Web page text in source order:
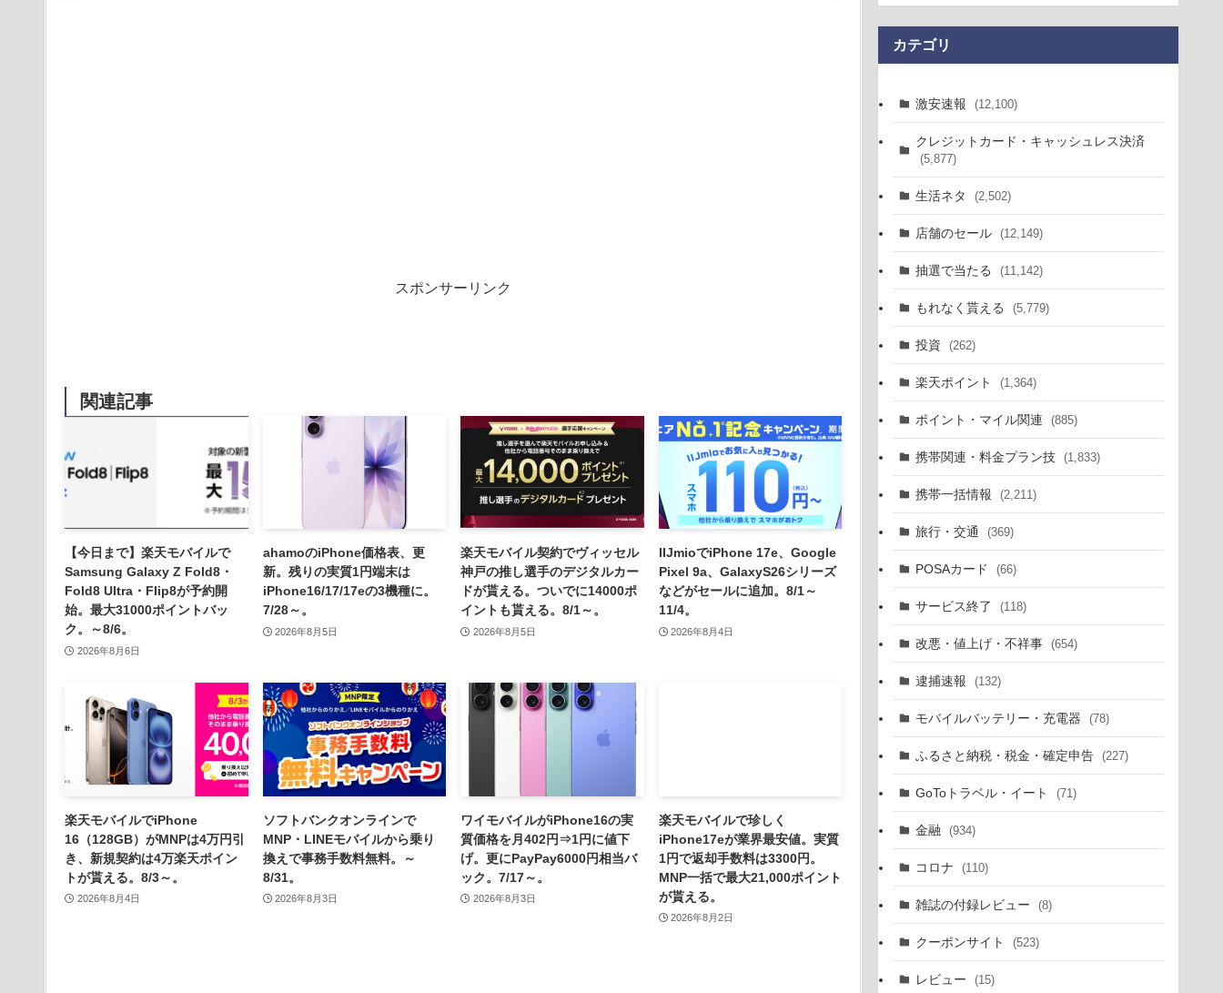
スポンサーリンク
関連記事
【今日まで】楽天モバイルで
Samsung Galaxy Z Fold8・
Fold8 Ultra・Flip8が予約開
始。最大31000ポイントバッ
ク。～8/6。
2026年8月6日
ahamoのiPhone価格表、更
新。残りの実質1円端末は
iPhone16/17/17eの3機種に。
7/28～。
2026年8月5日
楽天モバイル契約でヴィッセル
神戸の推し選手のデジタルカー
ドが貰える。ついでに14000ポ
イントも貰える。8/1～。
2026年8月5日
IIJmioでiPhone 17e、Google
Pixel 9a、GalaxyS26シリーズ
などがセールに追加。8/1～
11/4。
2026年8月4日
楽天モバイルでiPhone
16（128GB）がMNPは4万円引
き、新規契約は4万楽天ポイン
トが貰える。8/3～。
2026年8月4日
ソフトバンクオンラインで
MNP・LINEモバイルから乗り
換えで事務手数料無料。～
8/31。
2026年8月3日
ワイモバイルがiPhone16の実
質価格を月402円⇒1円に値下
げ。更にPayPay6000円相当バ
ック。7/17～。
2026年8月3日
楽天モバイルで珍しく
iPhone17eが業界最安値。実質
1円で返却手数料は3300円。
MNP一括で最大21,000ポイント
が貰える。
2026年8月2日
カテゴリ
激安速報 (12,100)
クレジットカード・キャッシュレス決済
(5,877)
生活ネタ (2,502)
店舗のセール (12,149)
抽選で当たる (11,142)
もれなく貰える (5,779)
投資 (262)
楽天ポイント (1,364)
ポイント・マイル関連 (885)
携帯関連・料金プラン技 (1,833)
携帯一括情報 (2,211)
旅行・交通 (369)
POSAカード (66)
サービス終了 (118)
改悪・値上げ・不祥事 (654)
逮捕速報 (132)
モバイルバッテリー・充電器 (78)
ふるさと納税・税金・確定申告 (227)
GoToトラベル・イート (71)
金融 (934)
コロナ (110)
雑誌の付録レビュー (8)
クーポンサイト (523)
レビュー (15)